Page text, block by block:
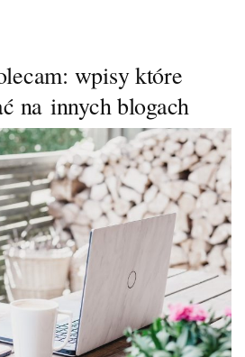
wpisy które
na innych blogach